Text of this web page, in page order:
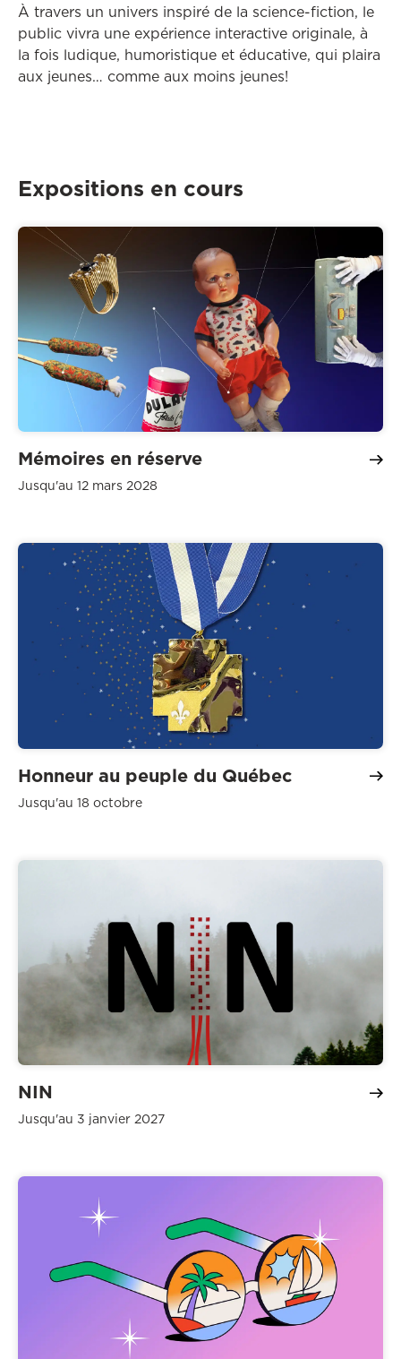
À travers un univers inspiré de la science-fiction, le
public vivra une expérience interactive originale, à
la fois ludique, humoristique et éducative, qui plaira
aux jeunes… comme aux moins jeunes!
Expositions en cours
Mémoires en réserve
Jusqu'au 12 mars 2028
Honneur au peuple du Québec
Jusqu'au 18 octobre
NIN
Jusqu'au 3 janvier 2027